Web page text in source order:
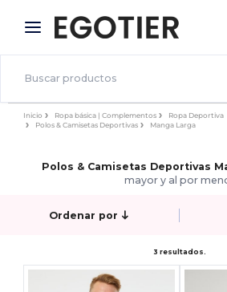
× App de Egotier
¡Mejores precios en app!
Inicio Ropa básica | Complementos
Ropa Deportiva
Polos & Camisetas Deportivas
Manga Larga
Polos & Camisetas Deportivas
mayor y al por
Ordenar por
3 resultados.